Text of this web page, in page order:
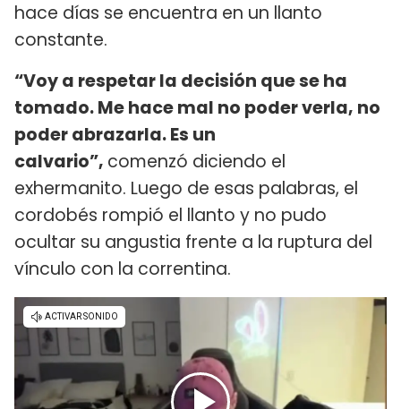
hace días se encuentra en un llanto
constante.
“Voy a respetar la decisión que se ha
tomado. Me hace mal no poder verla, no
poder abrazarla. Es un
calvario”, comenzó diciendo el
exhermanito. Luego de esas palabras, el
cordobés rompió el llanto y no pudo
ocultar su angustia frente a la ruptura del
vínculo con la correntina.